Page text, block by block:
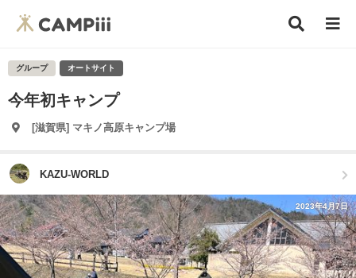
グループ オートサイト
今年初キャンプ
[滋賀県] マキノ高原キャンプ場
KAZU-WORLD
2023年4月7日